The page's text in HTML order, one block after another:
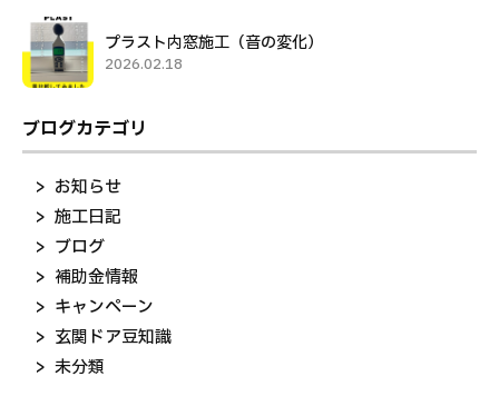
プラスト内窓施工（音の変化）
2026.02.18
ブログカテゴリ
お知らせ
施工日記
ブログ
補助金情報
キャンペーン
玄関ドア豆知識
未分類